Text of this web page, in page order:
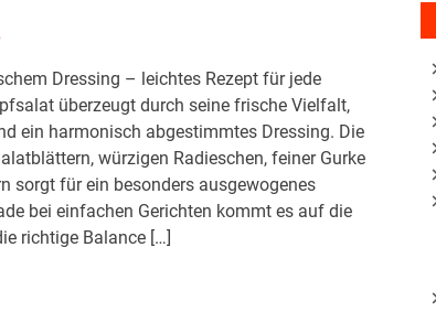
Dressing – leichtes Rezept für jede
überzeugt durch seine frische Vielfalt,
ein harmonisch abgestimmtes Dressing. Die
würzigen Radieschen, feiner Gurke
sorgt für ein besonders ausgewogenes
bei einfachen Gerichten kommt es auf die
richtige Balance […]